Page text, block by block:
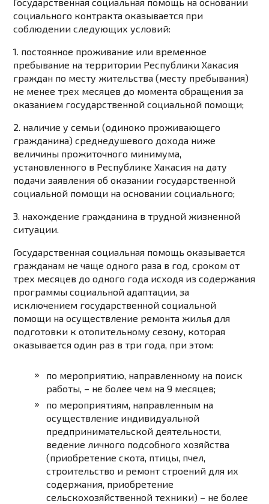
социального контракта оказывается при
соблюдении следующих условий:
1. постоянное проживание или временное
пребывание на территории Республики Хакасия
граждан по месту жительства (месту пребывания)
не менее трех месяцев до момента обращения за
оказанием государственной социальной помощи;
2. наличие у семьи (одиноко проживающего
гражданина) среднедушевого дохода ниже
величины прожиточного минимума,
установленного в Республике Хакасия на дату
подачи заявления об оказании государственной
социальной помощи на основании социального;
3. нахождение гражданина в трудной жизненной
ситуации.
Государственная социальная помощь оказывается
гражданам не чаще одного раза в год, сроком от
трех месяцев до одного года исходя из содержания
программы социальной адаптации, за
исключением государственной социальной
помощи на осуществление ремонта жилья для
подготовки к отопительному сезону, которая
оказывается один раз в три года, при этом:
по мероприятию, направленному на поиск
работы, – не более чем на 9 месяцев;
по мероприятиям, направленным на
осуществление индивидуальной
предпринимательской деятельности,
ведение личного подсобного хозяйства
(приобретение скота, птицы, пчел,
строительство и ремонт строений для их
содержания, приобретение
сельскохозяйственной техники) – не более